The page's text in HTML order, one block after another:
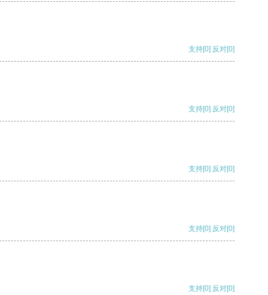
支持[0] 反对[0]
支持[0] 反对[0]
支持[0] 反对[0]
支持[0] 反对[0]
支持[0] 反对[0]